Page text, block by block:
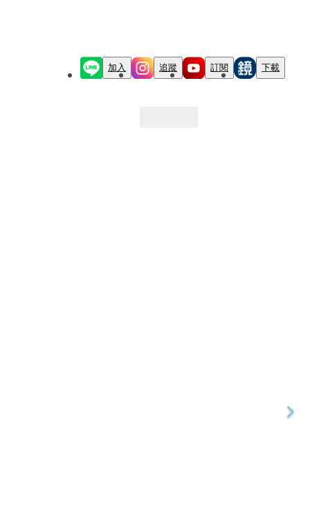
加入 追蹤 訂閱 下載